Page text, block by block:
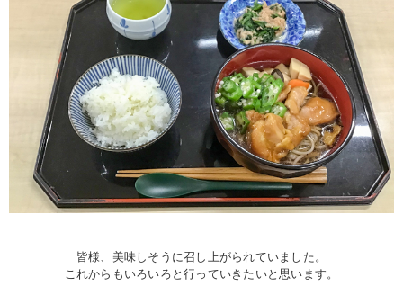
皆様、美味しそうに召し上がられていました。
これからもいろいろと行っていきたいと思います。